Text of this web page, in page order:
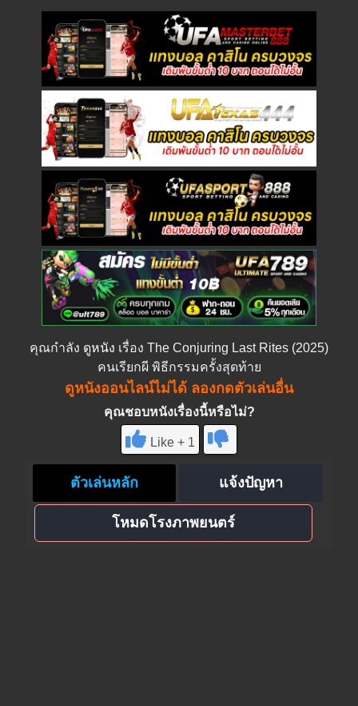
คุณกำลัง ดูหนัง เรื่อง The Conjuring Last Rites (2025)
คนเรียกผี พิธีกรรมครั้งสุดท้าย
ดูหนังออนไลน์ไม่ได้ ลองกดตัวเล่นอื่น
คุณชอบหนังเรื่องนี้หรือไม่?
Like + 1
ตัวเล่นหลัก แจ้งปัญหา
โหมดโรงภาพยนตร์